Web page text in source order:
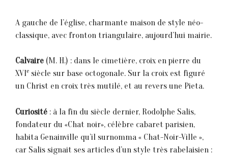
A gauche de l’église, charmante maison de style néo-
classique, avec fronton triangulaire, aujourd’hui mairie.
Calvaire (M. H.) : dans le cimetière, croix en pierre du
XVIe siècle sur base octogonale. Sur la croix est figuré
un Christ en croix très mutilé, et au revers une Pieta.
Curiosité : à la fin du siècle dernier, Rodolphe Salis,
fondateur du «Chat noir», célèbre cabaret parisien,
habita Genainville qu’il surnomma « Chat-Noir-Ville »,
car Salis signait ses articles d’un style très rabelaisien :